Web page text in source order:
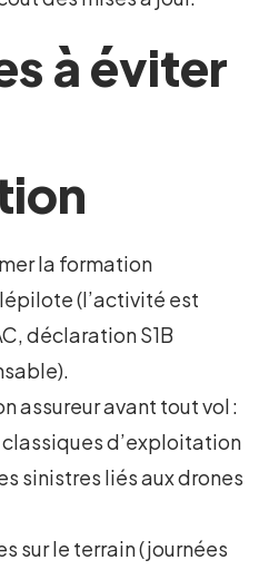
à éviter
la formation
(l’activité est
déclaration S1B
assureur avant tout vol :
d’exploitation
sinistres liés aux drones
sur le terrain (journées